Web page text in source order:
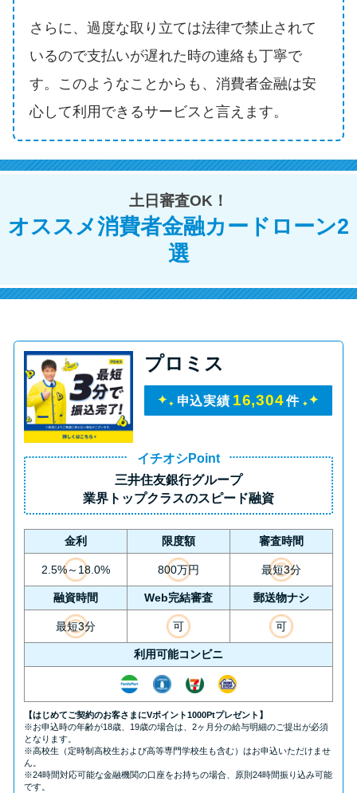
年収が低い＆他社借入があると
落ちる？バンクイックの口コミ
合わせ先とシーン別の問い合わ
せ方法
さらに、過度な取り立ては法律で禁止されて
いるので支払いが遅れた時の連絡も丁寧で
す。このようなことからも、消費者金融は安
心して利用できるサービスと言えます。
土日審査OK！
オススメ消費者金融カードローン2
選
プロミス
申込実績 16,304 件
イチオシPoint
三井住友銀行グループ
業界トップクラスのスピード融資
金利 限度額 審査時間
2.5%～18.0% 800万円 最短3分
融資時間 Web完結審査 郵送物ナシ
最短3分 可 可
利用可能コンビニ
【はじめてご契約のお客さまにVポイント1000Ptプレゼント】
※お申込時の年齢が18歳、19歳の場合は、2ヶ月分の給与明細のご提出が必須
となります。
※高校生（定時制高校生および高等専門学校生も含む）はお申込いただけませ
ん。
※24時間対応可能な金融機関の口座をお持ちの場合、原則24時間振り込み可能
です。